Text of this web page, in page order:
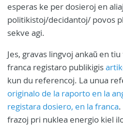
esperas ke per dosieroj en
politikistoj/decidantoj/ povos
sekve agi.
Jes, gravas lingvoj ankaŭ en
franca registaro publikigis
kun du referencoj. La unua
originalo de la raporto en la
registara dosiero, en la franca
frazoj pri nuklea energio kiel